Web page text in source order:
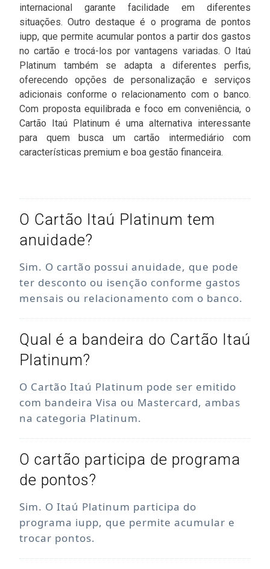
internacional garante facilidade em diferentes
situações. Outro destaque é o programa de pontos
iupp, que permite acumular pontos a partir dos gastos
no cartão e trocá-los por vantagens variadas. O Itaú
Platinum também se adapta a diferentes perfis,
oferecendo opções de personalização e serviços
adicionais conforme o relacionamento com o banco.
Com proposta equilibrada e foco em conveniência, o
Cartão Itaú Platinum é uma alternativa interessante
para quem busca um cartão intermediário com
características premium e boa gestão financeira.
O Cartão Itaú Platinum tem
anuidade?
Sim. O cartão possui anuidade, que pode
ter desconto ou isenção conforme gastos
mensais ou relacionamento com o banco.
Qual é a bandeira do Cartão Itaú
Platinum?
O Cartão Itaú Platinum pode ser emitido
com bandeira Visa ou Mastercard, ambas
na categoria Platinum.
O cartão participa de programa
de pontos?
Sim. O Itaú Platinum participa do
programa iupp, que permite acumular e
trocar pontos.